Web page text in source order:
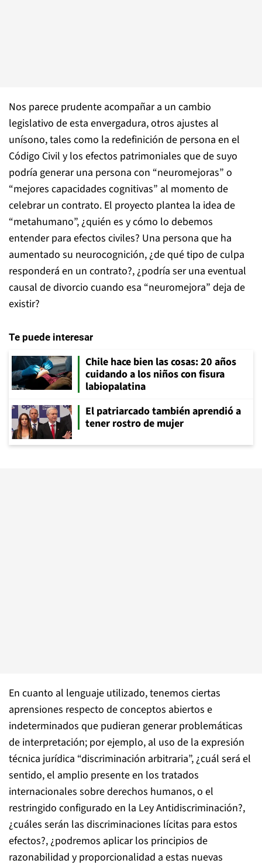
Nos parece prudente acompañar a un cambio
legislativo de esta envergadura, otros ajustes al
unísono, tales como la redefinición de persona en el
Código Civil y los efectos patrimoniales que de suyo
podría generar una persona con “neuromejoras” o
“mejores capacidades cognitivas” al momento de
celebrar un contrato. El proyecto plantea la idea de
“metahumano”, ¿quién es y cómo lo debemos
entender para efectos civiles? Una persona que ha
aumentado su neurocognición, ¿de qué tipo de culpa
responderá en un contrato?, ¿podría ser una eventual
causal de divorcio cuando esa “neuromejora” deja de
existir?
Te puede interesar
Chile hace bien las cosas: 20 años
cuidando a los niños con fisura
labiopalatina
El patriarcado también aprendió a
tener rostro de mujer
En cuanto al lenguaje utilizado, tenemos ciertas
aprensiones respecto de conceptos abiertos e
indeterminados que pudieran generar problemáticas
de interpretación; por ejemplo, al uso de la expresión
técnica jurídica “discriminación arbitraria”, ¿cuál será el
sentido, el amplio presente en los tratados
internacionales sobre derechos humanos, o el
restringido configurado en la Ley Antidiscriminación?,
¿cuáles serán las discriminaciones lícitas para estos
efectos?, ¿podremos aplicar los principios de
razonabilidad y proporcionalidad a estas nuevas